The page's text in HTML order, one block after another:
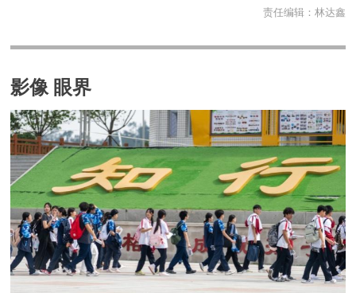
责任编辑： 林达鑫
影像 眼界